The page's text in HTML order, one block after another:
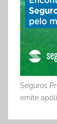
Seguros
emite